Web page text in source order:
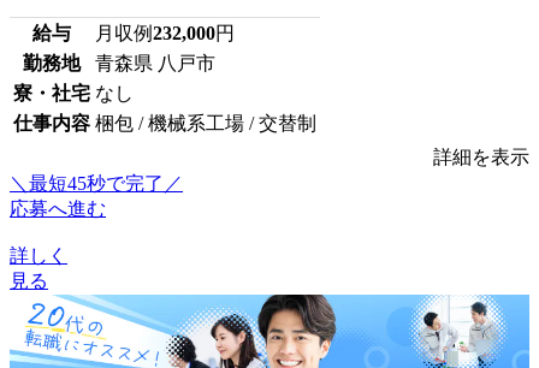
給与 月収例232,000円
勤務地
青森県 八戸市
寮・社宅 なし
仕事内容 梱包 / 機械系工場 / 交替制
詳細を表示
＼最短45秒で完了／
応募へ進む
詳しく
見る